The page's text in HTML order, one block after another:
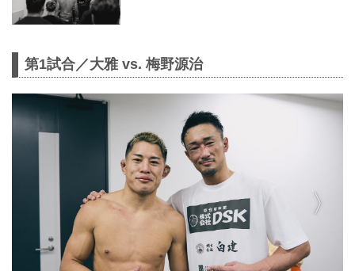
第1試合／大雅 vs. 梅野源治